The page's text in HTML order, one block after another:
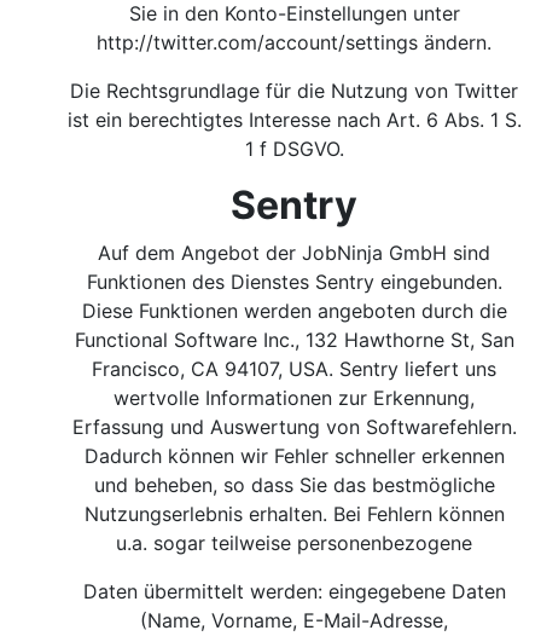
Sie in den Konto-Einstellungen unter
http://twitter.com/account/settingsändern.
Die Rechtsgrundlage für die Nutzung von Twitter
ist ein berechtigtes Interesse nach Art. 6 Abs. 1 S.
1 f DSGVO.
Sentry
Auf dem Angebot der JobNinja GmbH sind
Funktionen des Dienstes Sentry eingebunden.
Diese Funktionen werden angeboten durch die
Functional Software Inc., 132 Hawthorne St, San
Francisco, CA 94107, USA. Sentry liefert uns
wertvolle Informationen zur Erkennung,
Erfassung und Auswertung von Softwarefehlern.
Dadurch können wir Fehler schneller erkennen
und beheben, so dass Sie das bestmögliche
Nutzungserlebnis erhalten. Bei Fehlern können
u.a. sogar teilweise personenbezogene
Daten übermittelt werden: eingegebene Daten
(Name, Vorname, E-Mail-Adresse,